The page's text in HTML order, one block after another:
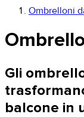
Ombrelloni
Gli
balcone in